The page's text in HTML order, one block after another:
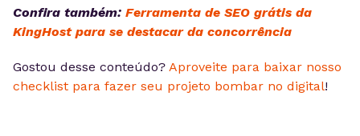
Confira também: Ferramenta de SEO grátis da
KingHost para se destacar da concorrência
Gostou desse conteúdo? Aproveite para baixar nosso
checklist para fazer seu projeto bombar no digital!